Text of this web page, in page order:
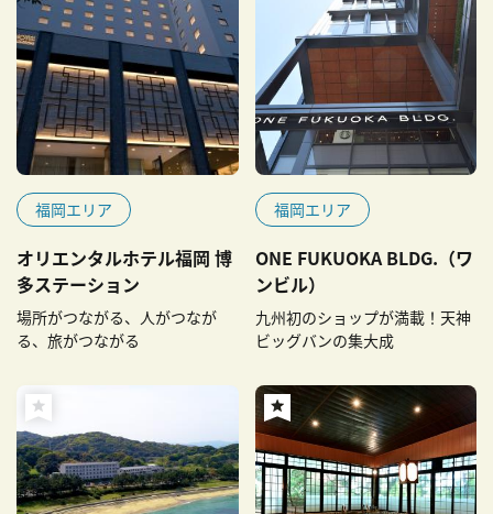
福岡エリア
オリエンタルホテル福岡 博
多ステーション
場所がつながる、人がつなが
る、旅がつながる
福岡エリア
ONE FUKUOKA BLDG.（ワ
ンビル）
九州初のショップが満載！天神
ビッグバンの集大成